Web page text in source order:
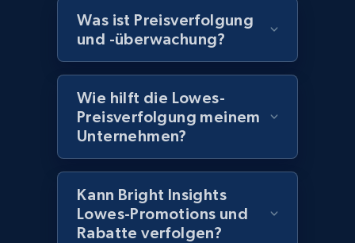
Home Depot US - Discover products by
specified UPC
URL, Domain, Country code, Model number,
Sku, Product id, Product name, Manufacturer,
and more.
2.1K+ 355+
Home Depot US - Discovery products by
specific category URL
Was ist Preisverfolgung
und -überwachung?
Wie hilft die Lowes-
Preisverfolgung meinem
Unternehmen?
Kann Bright Insights
Lowes-Promotions und
Rabatte verfolgen?